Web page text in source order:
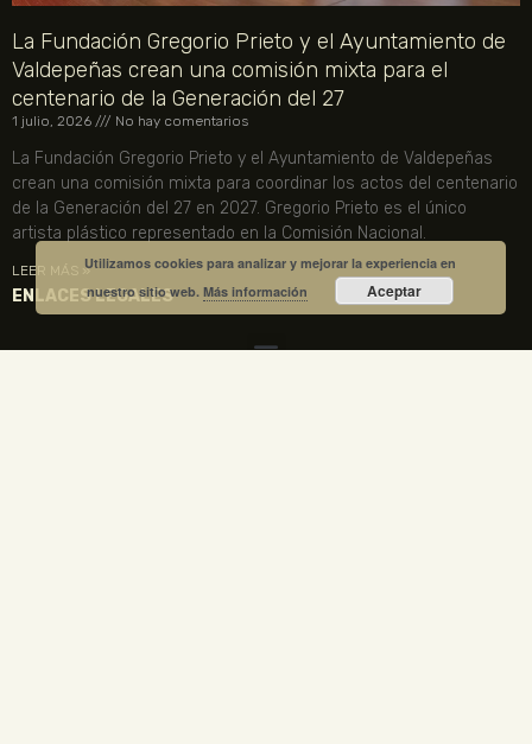
La Fundación Gregorio Prieto y el Ayuntamiento de
Valdepeñas crean una comisión mixta para el
centenario de la Generación del 27
1 julio, 2026 No hay comentarios
La Fundación Gregorio Prieto y el Ayuntamiento de Valdepeñas
crean una comisión mixta para coordinar los actos del centenario
de la Generación del 27 en 2027. Gregorio Prieto es el único
artista plástico representado en la Comisión Nacional.
LEER MÁS »
ENLACES LEGALES
Utilizamos cookies para analizar y mejorar la experiencia en
nuestro sitio web.Más información Aceptar